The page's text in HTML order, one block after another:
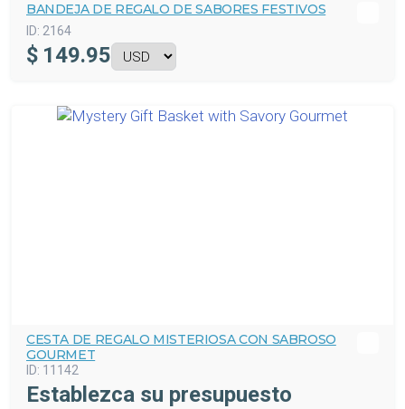
BANDEJA DE REGALO DE SABORES FESTIVOS
ID: 2164
$ 149.95
CESTA DE REGALO MISTERIOSA CON SABROSO
GOURMET
ID: 11142
Establezca su presupuesto